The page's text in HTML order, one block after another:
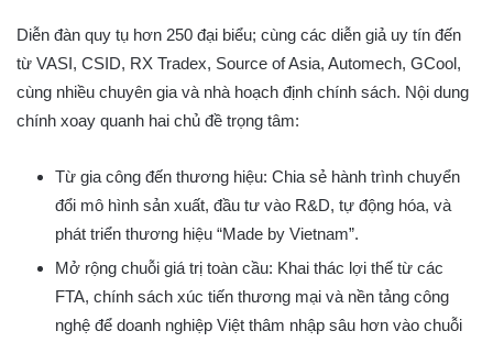
Diễn đàn quy tụ hơn 250 đại biểu; cùng các diễn giả uy tín đến
từ VASI, CSID, RX Tradex, Source of Asia, Automech, GCool,
cùng nhiều chuyên gia và nhà hoạch định chính sách. Nội dung
chính xoay quanh hai chủ đề trọng tâm:
Từ gia công đến thương hiệu: Chia sẻ hành trình chuyển
đổi mô hình sản xuất, đầu tư vào R&D, tự động hóa, và
phát triển thương hiệu “Made by Vietnam”.
Mở rộng chuỗi giá trị toàn cầu: Khai thác lợi thế từ các
FTA, chính sách xúc tiến thương mại và nền tảng công
nghệ để doanh nghiệp Việt thâm nhập sâu hơn vào chuỗi